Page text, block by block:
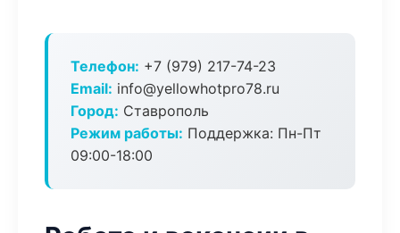
Телефон: +7 (979) 217-74-23
Email: info@yellowhotpro78.ru
Город: Ставрополь
Режим работы: Поддержка: Пн-Пт
09:00-18:00